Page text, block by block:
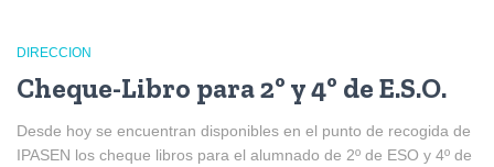
DIRECCION
Cheque-Libro para 2º y 4º de E.S.O.
Desde hoy se encuentran disponibles en el punto de recogida de
IPASEN los cheque libros para el alumnado de 2º de ESO y 4º de